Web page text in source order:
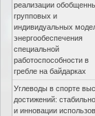
реализации
групповых и
индивидуальных
энергообеспечения
специальной
работоспособности в
гребле на байдарках
Углеводы в спорте
достижений:
и инновации